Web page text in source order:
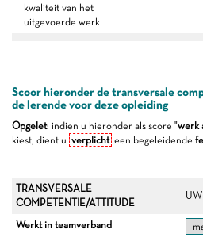
kwaliteit van het
uitgevoerde werk
Scoor hieronder de transversale
de lerende voor deze opleiding
Opgelet: indien u hieronder als score "werk
kiest, dient u verplicht een begeleidende
TRANSVERSALE
COMPETENTIE/ATTITUDE
Werkt in teamverband